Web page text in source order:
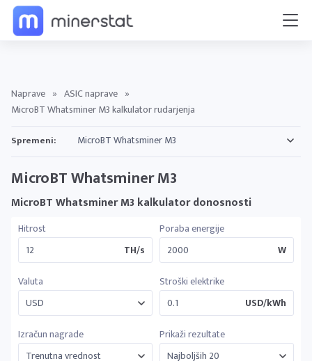
Naprave » ASIC naprave »
MicroBT Whatsminer M3 kalkulator rudarjenja
Spremeni:
MicroBT Whatsminer M3
MicroBT Whatsminer M3 kalkulator donosnosti
Hitrost
TH/s
Poraba energije
W
Valuta
Stroški elektrike
USD/kWh
Izračun nagrade
Prikaži rezultate